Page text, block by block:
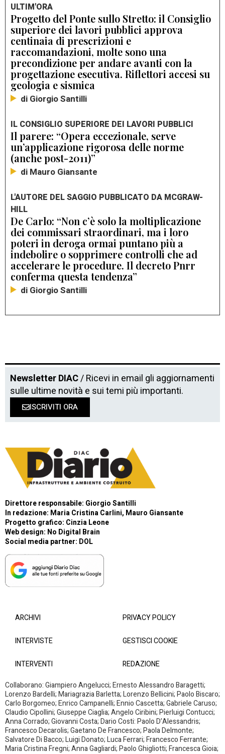
ULTIM'ORA
Progetto del Ponte sullo Stretto: il Consiglio
superiore dei lavori pubblici approva
centinaia di prescrizioni e
raccomandazioni, molte sono una
precondizione per andare avanti con la
progettazione esecutiva. Riflettori accesi su
geologia e sismica
di Giorgio Santilli
IL CONSIGLIO SUPERIORE DEI LAVORI PUBBLICI
Il parere: “Opera eccezionale, serve
un’applicazione rigorosa delle norme
(anche post-2011)”
di Mauro Giansante
L'AUTORE DEL SAGGIO PUBBLICATO DA MCGRAW-
HILL
De Carlo: “Non c’è solo la moltiplicazione
dei commissari straordinari, ma i loro
poteri in deroga ormai puntano più a
indebolire o sopprimere controlli che ad
accelerare le procedure. Il decreto Pnrr
conferma questa tendenza”
di Giorgio Santilli
Newsletter DIAC/ Ricevi in email gli aggiornamenti
sulle ultime novità e sui temi più importanti.
ISCRIVITI ORA
Direttore responsabile: Giorgio Santilli
In redazione: Maria Cristina Carlini, Mauro Giansante
Progetto grafico: Cinzia Leone
Web design: No Digital Brain
Social media partner: DOL
ARCHIVI
INTERVISTE
INTERVENTI
PRIVACY POLICY
GESTISCI COOKIE
REDAZIONE
Collaborano: Giampiero Angelucci; Ernesto Alessandro Baragetti;
Lorenzo Bardelli; Mariagrazia Barletta; Lorenzo Bellicini; Paolo Biscaro;
Carlo Borgomeo; Enrico Campanelli; Ennio Cascetta; Gabriele Caruso;
Claudio Cipollini; Giuseppe Ciaglia; Angelo Ciribini; Pierluigi Contucci;
Anna Corrado; Giovanni Costa; Dario Costi: Paolo D’Alessandris;
Francesco Decarolis; Gaetano De Francesco; Paola Delmonte;
Salvatore Di Bacco; Luigi Donato; Luca Ferrari; Francesco Ferrante;
Maria Cristina Fregni; Anna Gagliardi; Paolo Ghigliotti; Francesca Gioia;